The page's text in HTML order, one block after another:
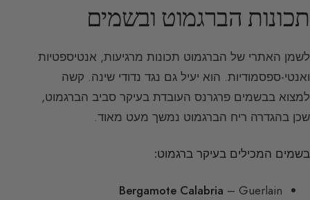
תכונות הברגמוט ובשמים
לשמן האתרי של הברגמוט תכונות מרגיעות, אנטיספטיות
ואנטי-ספסמודיות. הוא יעיל גם נגד נדודי שינה. קשה
למצוא בבשמים פרגרנס העובדת בעיקר סביב הברגמוט,
שכן בהגדרה ריח הברגמוט נמשך מעט מאוד.
בשמים המכילים בעיקר ברגמוט:
Bergamote Calabria – Guerlain